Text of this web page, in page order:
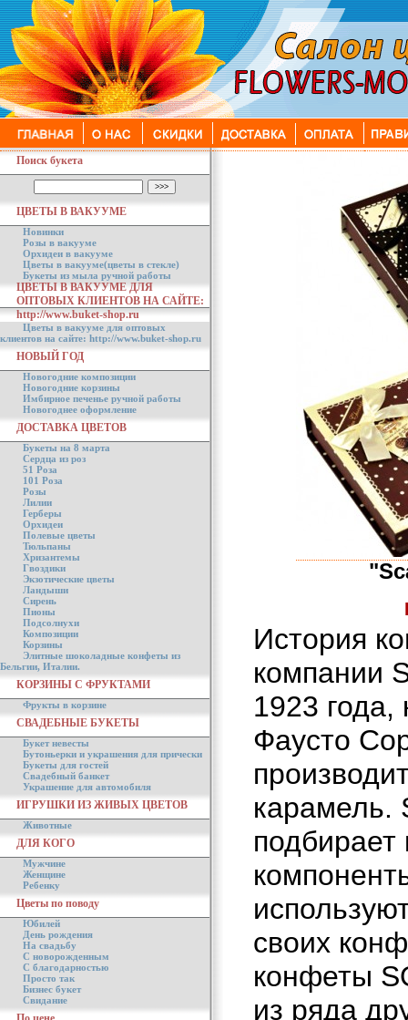
Поиск букета
ЦВЕТЫ В ВАКУУМЕ
Новинки
Розы в вакууме
Орхидеи в вакууме
Цветы в вакууме(цветы в стекле)
Букеты из мыла ручной работы
ЦВЕТЫ В ВАКУУМЕ ДЛЯ
ОПТОВЫХ КЛИЕНТОВ НА САЙТЕ:
http://www.buket-shop.ru
Цветы в вакууме для оптовых
клиентов на сайте: http://www.buket-shop.ru
НОВЫЙ ГОД
Новогодние композиции
Новогодние корзины
Имбирное печенье ручной работы
Новогоднее оформление
ДОСТАВКА ЦВЕТОВ
Букеты на 8 марта
Сердца из роз
51 Роза
101 Роза
Розы
Лилии
Герберы
Орхидеи
Полевые цветы
Тюльпаны
Хризантемы
Гвоздики
Экзотические цветы
Ландыши
Сирень
Пионы
Подсолнухи
Композиции
Корзины
Элитные шоколадные конфеты из
Бельгии, Италии.
КОРЗИНЫ С ФРУКТАМИ
Фрукты в корзине
СВАДЕБНЫЕ БУКЕТЫ
Букет невесты
Бутоньерки и украшения для прически
Букеты для гостей
Свадебный банкет
Украшение для автомобиля
ИГРУШКИ ИЗ ЖИВЫХ ЦВЕТОВ
Животные
ДЛЯ КОГО
Мужчине
Женщине
Ребенку
Цветы по поводу
Юбилей
День рождения
На свадьбу
С новорожденным
С благодарностью
Просто так
Бизнес букет
Свидание
История
компании
1923 года,
Фаусто
карамель.
подбирает
своих
конфеты
из ряда